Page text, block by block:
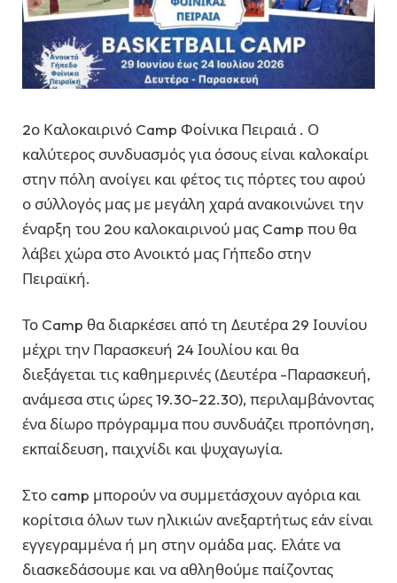
2ο Καλοκαιρινό Camp Φοίνικα Πειραιά . Ο
καλύτερος συνδυασμός για όσους είναι καλοκαίρι
στην πόλη ανοίγει και φέτος τις πόρτες του αφού
ο σύλλογός μας με μεγάλη χαρά ανακοινώνει την
έναρξη του 2ου καλοκαιρινού μας Camp που θα
λάβει χώρα στο Ανοικτό μας Γήπεδο στην
Πειραϊκή.
Το Camp θα διαρκέσει από τη Δευτέρα 29 Ιουνίου
μέχρι την Παρασκευή 24 Ιουλίου και θα
διεξάγεται τις καθημερινές (Δευτέρα -Παρασκευή,
ανάμεσα στις ώρες 19.30-22.30), περιλαμβάνοντας
ένα δίωρο πρόγραμμα που συνδυάζει προπόνηση,
εκπαίδευση, παιχνίδι και ψυχαγωγία.
Στο camp μπορούν να συμμετάσχουν αγόρια και
κορίτσια όλων των ηλικιών ανεξαρτήτως εάν είναι
εγγεγραμμένα ή μη στην ομάδα μας. Ελάτε να
διασκεδάσουμε και να αθληθούμε παίζοντας